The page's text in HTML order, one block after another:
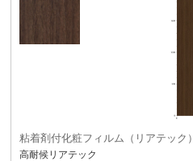
粘着剤付化粧フィルム（リアテック）
高耐候リアテック